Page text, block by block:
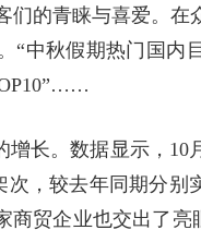
们的青睐与喜爱。
中秋假期热门国内
长。数据显示，10
，较去年同期分别
贸企业也交出了亮